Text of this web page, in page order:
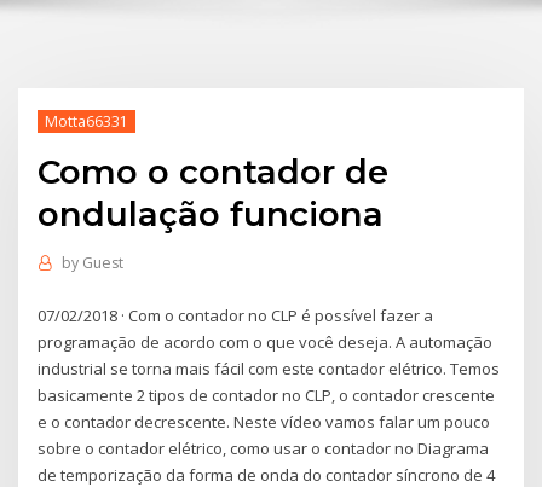
Motta66331
Como o contador de
ondulação funciona
by Guest
07/02/2018 · Com o contador no CLP é possível fazer a
programação de acordo com o que você deseja. A automação
industrial se torna mais fácil com este contador elétrico. Temos
basicamente 2 tipos de contador no CLP, o contador crescente
e o contador decrescente. Neste vídeo vamos falar um pouco
sobre o contador elétrico, como usar o contador no Diagrama
de temporização da forma de onda do contador síncrono de 4